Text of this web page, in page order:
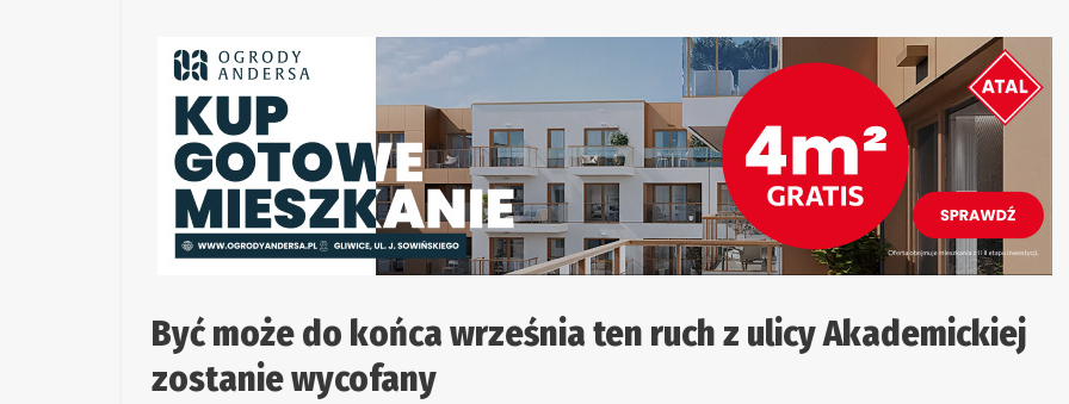
Być może do końca września ten ruch z ulicy Akademickiej
zostanie wycofany